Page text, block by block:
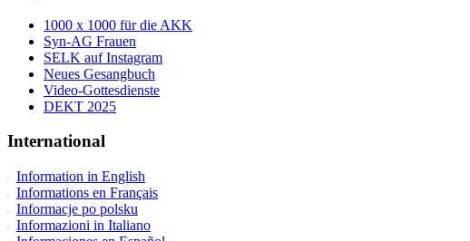
1000 x 1000 für die AKK
Syn-AG Frauen
SELK auf Instagram
Neues Gesangbuch
Video-Gottesdienste
DEKT 2025
International
Information in English
Informations en Français
Informacje po polsku
Informazioni in Italiano